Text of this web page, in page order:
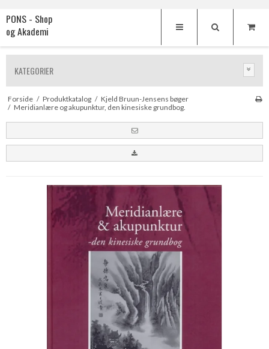
PONS - Shop
og Akademi
KATEGORIER
Forside / Produktkatalog / Kjeld Bruun-Jensens bøger
/ Meridianlære og akupunktur, den kinesiske grundbog.